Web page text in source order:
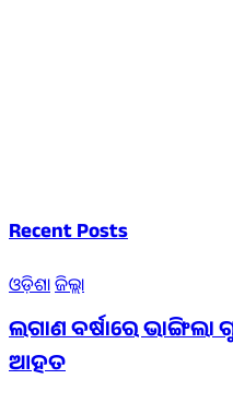
Recent Posts
ଓଡ଼ିଶାଜିଲ୍ଲା
ଲଗାଣ ବର୍ଷାରେ
ଆହତ